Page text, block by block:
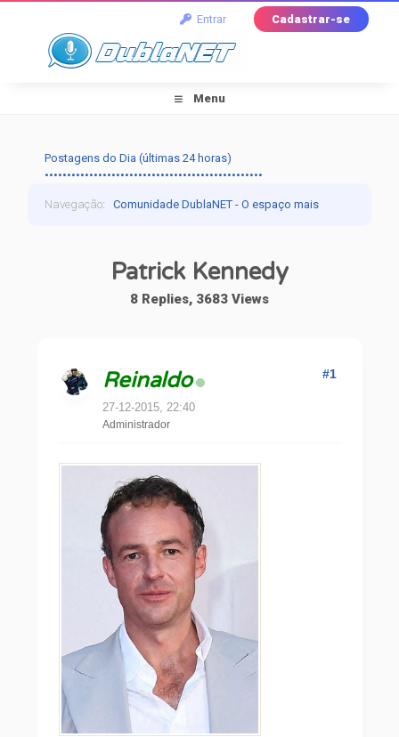
Entrar Cadastrar-se
Menu
Postagens do Dia (últimas 24 horas)
•••••••••••••••••••••••••••••••••••••••••••••••••
Navegação:Comunidade DublaNET - O espaço mais
Patrick Kennedy
8 Replies, 3683 Views
Reinaldo
27-12-2015, 22:40
Administrador
#1